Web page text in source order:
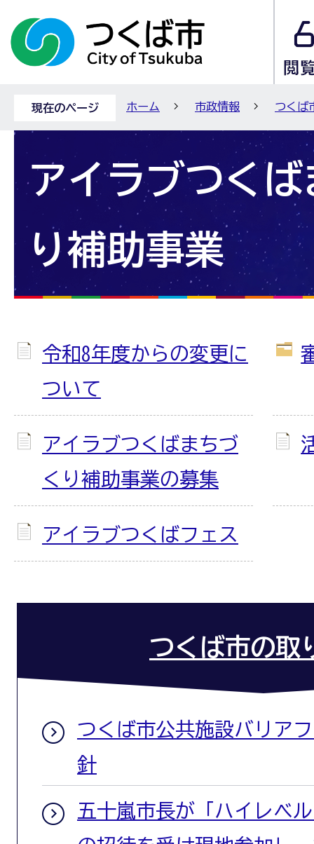
現在のページ ホーム 市政情報 つくば
アイラブつくば
り補助事業
令和8年度からの変更に
ついて
アイラブつくばまちづ
くり補助事業の募集
アイラブつくばフェス
つくば市の取
つくば市公共施設バリア
針
五十嵐市長が「ハイレベ